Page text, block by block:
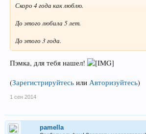
Скоро 4 года как люблю.
До этого любила 5 лет.
До этого 3 года.
Пэмка, для тебя нашел!
(Зарегистрируйтесь или Авторизуйтесь)
1 сен 2014
pamella